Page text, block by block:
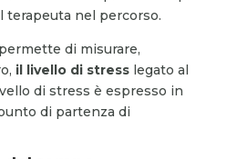
terapeuta nel percorso.
di misurare,
il livello di stresslegato al
di stress è espresso in
di partenza di